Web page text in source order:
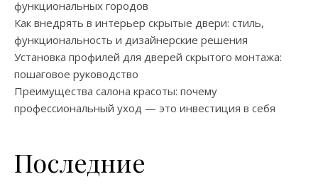
функциональных городов
Как внедрять в интерьер скрытые двери: стиль,
функциональность и дизайнерские решения
Установка профилей для дверей скрытого монтажа:
пошаговое руководство
Преимущества салона красоты: почему
профессиональный уход — это инвестиция в себя
Последние